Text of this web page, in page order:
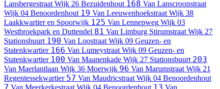
Lansbergestraat Wijk 26 Bezuidenhout 168 Van Lanscroonstraat
Wijk 04 Benoordenhout 19 Van Leeuwenhoekstraat Wijk 38
Laakkwartier en Spoorwijk 125 Van Lennepweg Wijk 03
Westbroekpark en Duttendel 81 Van Limburg Stirumstraat Wijk 27
Stationsbuurt 190 Van Loostraat Wijk 09 Geuzen- en
Statenkwartier 166 Van Lumeystraat Wijk 09 Geuzen- en
Statenkwartier 100 Van Maanenkade Wijk 27 Stationsbuurt 203
Van Maerlantlaan Wijk 36 Moerwijk 96 Van Marumstraat Wijk 21
Regentessekwartier 57 Van Maudricstraat Wijk 04 Benoordenhout